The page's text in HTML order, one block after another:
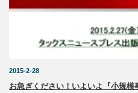
2015-2-28
お急ぎください！いよいよ『小規